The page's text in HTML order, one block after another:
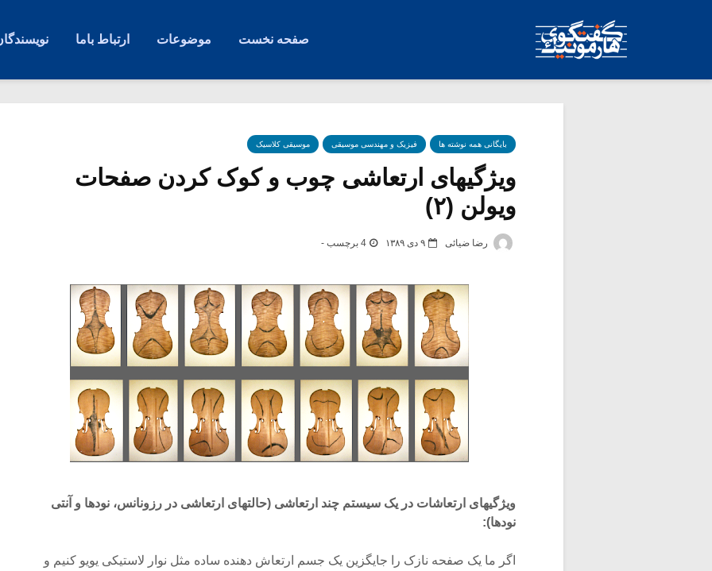
صفحه نخست موضوعات ارتباط باما
بایگانی همه نوشته ها فیزیک و مهندسی موسیقی موسیقی کلاسیک
ویژگیهای ارتعاشی چوب و کوک کردن صفحات
ویولن (۲)
رضا ضیائی ۹ دی ۱۳۸۹ 4 برچسب -
ویژگیهای ارتعاشات در یک سیستم چند ارتعاشی (حالتهای ارتعاشی در رزونانس، نودها و آنتی
نودها):
اگر ما یک صفحه نازک را جایگزین یک جسم ارتعاش دهنده ساده مثل نوار لاستیکی یویو کنیم و